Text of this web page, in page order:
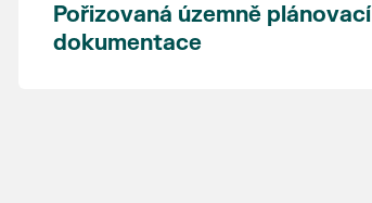
Pořizovaná územně plánovací
dokumentace